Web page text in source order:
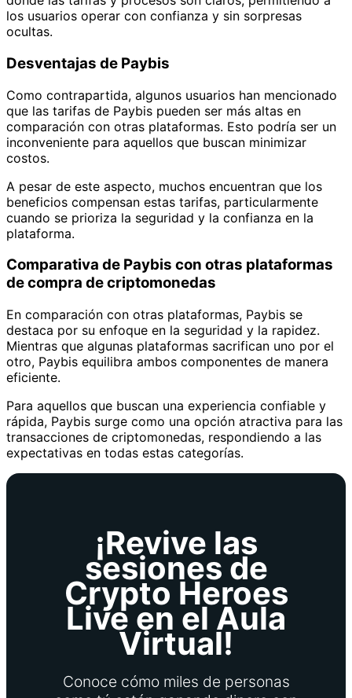
los usuarios operar con confianza y sin sorpresas
ocultas.
Desventajas de Paybis
Como contrapartida, algunos usuarios han mencionado
que las tarifas de Paybis pueden ser más altas en
comparación con otras plataformas. Esto podría ser un
inconveniente para aquellos que buscan minimizar
costos.
A pesar de este aspecto, muchos encuentran que los
beneficios compensan estas tarifas, particularmente
cuando se prioriza la seguridad y la confianza en la
plataforma.
Comparativa de Paybis con otras plataformas
de compra de criptomonedas
En comparación con otras plataformas, Paybis se
destaca por su enfoque en la seguridad y la rapidez.
Mientras que algunas plataformas sacrifican uno por el
otro, Paybis equilibra ambos componentes de manera
eficiente.
Para aquellos que buscan una experiencia confiable y
rápida, Paybis surge como una opción atractiva para las
transacciones de criptomonedas, respondiendo a las
expectativas en todas estas categorías.
¡Revive las
sesiones de
Crypto Heroes
Live en el Aula
Virtual!
Conoce cómo miles de personas